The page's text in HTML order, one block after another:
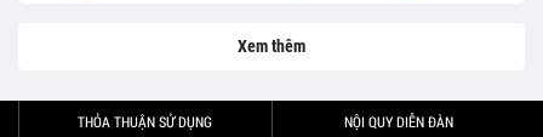
Xem thêm
THỎA THUẬN SỬ DỤNG NỘI QUY DIỄN ĐÀN